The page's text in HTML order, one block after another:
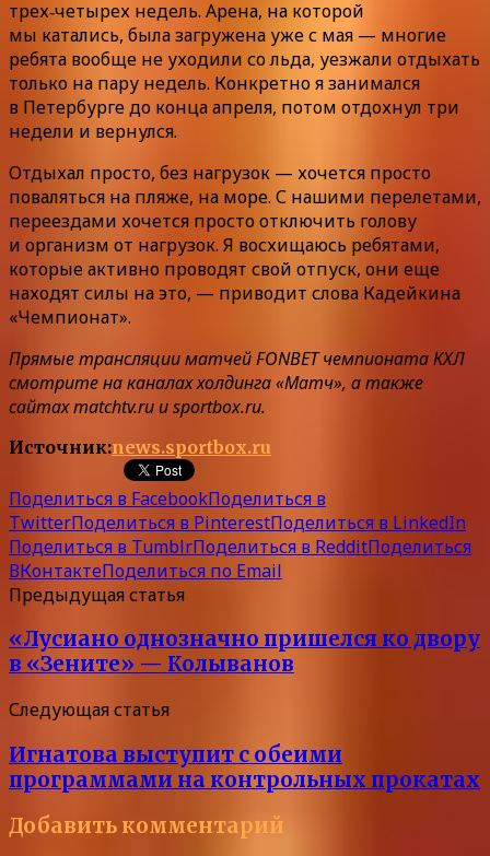
трех‑четырех недель. Арена, на которой
мы катались, была загружена уже с мая — многие
ребята вообще не уходили со льда, уезжали отдыхать
только на пару недель. Конкретно я занимался
в Петербурге до конца апреля, потом отдохнул три
недели и вернулся.
Отдыхал просто, без нагрузок — хочется просто
поваляться на пляже, на море. С нашими перелетами,
переездами хочется просто отключить голову
и организм от нагрузок. Я восхищаюсь ребятами,
которые активно проводят свой отпуск, они еще
находят силы на это, — приводит слова Кадейкина
«Чемпионат».
Прямые трансляции матчей FONBET чемпионата КХЛ
смотрите на каналах холдинга «Матч», а также
сайтах matchtv.ru и sportbox.ru.
Источник:news.sportbox.ru
Поделиться в FacebookПоделиться в
TwitterПоделиться в PinterestПоделиться в LinkedIn
Поделиться в TumblrПоделиться в RedditПоделиться
ВКонтактеПоделиться по Email
Предыдущая статья
«Лусиано однозначно пришелся ко двору
в «Зените» — Колыванов
Следующая статья
Игнатова выступит с обеими
программами на контрольных прокатах
Добавить комментарий